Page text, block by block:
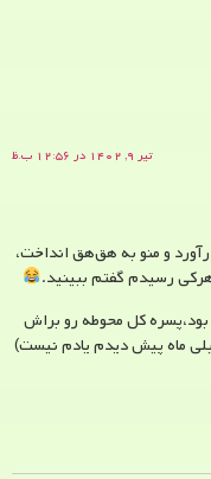
تیر ۹, ۱۴۰۲ در ۱۲:۵۶ ب.ظ
و منو به هق‌هق انداخت،
رسیدم گفتم ببینید.
بود،پسره کل محوطه رو براش
ماه پیش دیدم یادم نیست)